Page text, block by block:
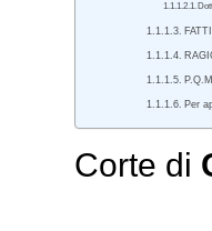
Per
Corte di